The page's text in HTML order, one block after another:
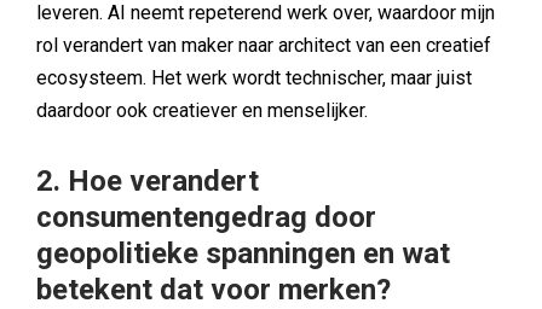
leveren. AI neemt repeterend werk over, waardoor mijn
rol verandert van maker naar architect van een creatief
ecosysteem. Het werk wordt technischer, maar juist
daardoor ook creatiever en menselijker.
2. Hoe verandert
consumentengedrag door
geopolitieke spanningen en wat
betekent dat voor merken?